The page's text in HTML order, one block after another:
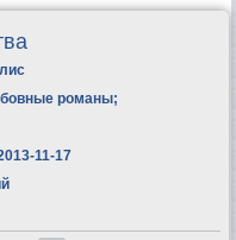
романы;
11-17